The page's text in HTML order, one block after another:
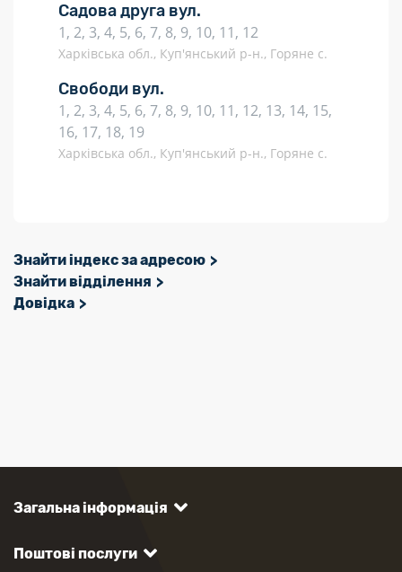
Садова друга вул.
1, 2, 3, 4, 5, 6, 7, 8, 9, 10, 11, 12
Харківська обл., Куп'янський р-н., Горяне с.
Свободи вул.
1, 2, 3, 4, 5, 6, 7, 8, 9, 10, 11, 12, 13, 14, 15,
16, 17, 18, 19
Харківська обл., Куп'янський р-н., Горяне с.
Знайти індекс за адресою
Знайти відділення
Довідка
Загальна інформація
Поштові послуги